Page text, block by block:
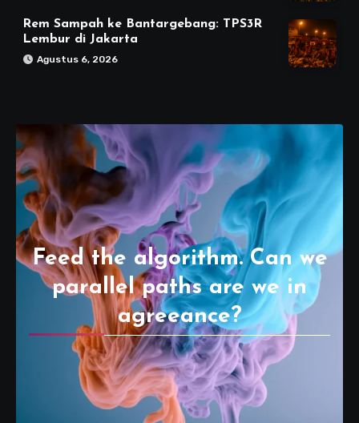
Rem Sampah ke Bantargebang: TPS3R
Lembur di Jakarta
Agustus 6, 2026
Feed the algorithm. Can we
parallel paths are we in
agreeance?